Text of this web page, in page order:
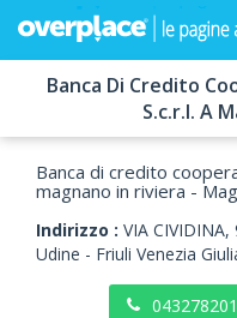
Banca Di Credito
S.c.r.l. A
Banca di credito
magnano in riviera -
Indirizzo : VIA CIVIDINA,
Udine - Friuli Venezia